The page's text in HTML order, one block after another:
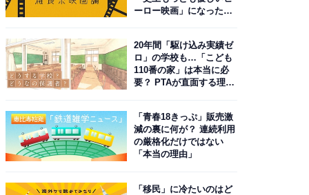
ーロー映画」になった理
20年間「駆け込み実績ゼ
ロ」の学校も…「こども
110番の家」は本当に必
要？ PTAが直面する理想
「青春18きっぷ」販売激
減の裏に何が？ 連続利用
の厳格化だけではない
「本当の理由」
「移民」に冷たいのはど